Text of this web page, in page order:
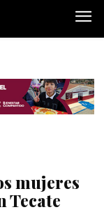
mujeres
Tecate